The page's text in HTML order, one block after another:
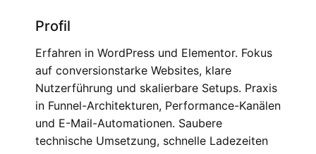
Profil
Erfahren in WordPress und Elementor. Fokus
auf conversionstarke Websites, klare
Nutzerführung und skalierbare Setups. Praxis
in Funnel-Architekturen, Performance-Kanälen
und E-Mail-Automationen. Saubere
technische Umsetzung, schnelle Ladezeiten